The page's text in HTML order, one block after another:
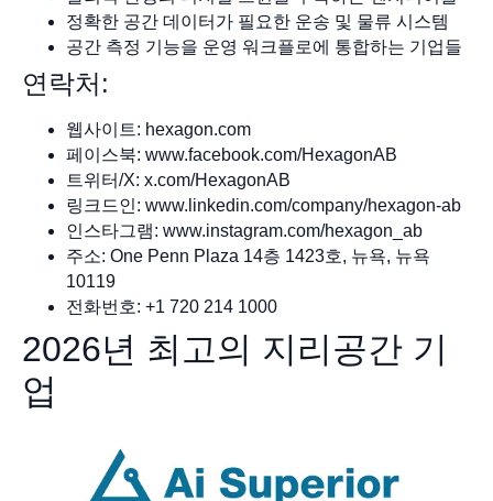
정확한 공간 데이터가 필요한 운송 및 물류 시스템
공간 측정 기능을 운영 워크플로에 통합하는 기업들
연락처:
웹사이트: hexagon.com
페이스북: www.facebook.com/HexagonAB
트위터/X: x.com/HexagonAB
링크드인: www.linkedin.com/company/hexagon-ab
인스타그램: www.instagram.com/hexagon_ab
주소: One Penn Plaza 14층 1423호, 뉴욕, 뉴욕
10119
전화번호: +1 720 214 1000
2026년 최고의 지리공간 기
업